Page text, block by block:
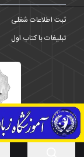
ثبت اطلاعات شغلی
تبلیغات با کتاب اول